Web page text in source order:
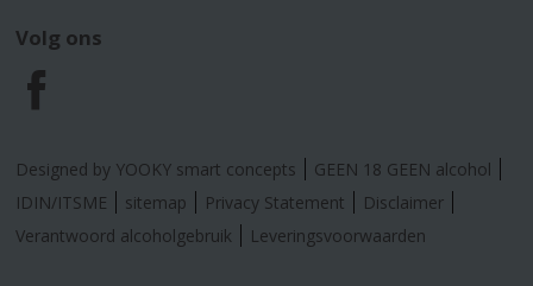
Volg ons
F
a
c
Designed by YOOKY smart concepts
GEEN 18 GEEN alcohol
IDIN/ITSME
sitemap Privacy Statement
Disclaimer
Verantwoord alcoholgebruik
Leveringsvoorwaarden